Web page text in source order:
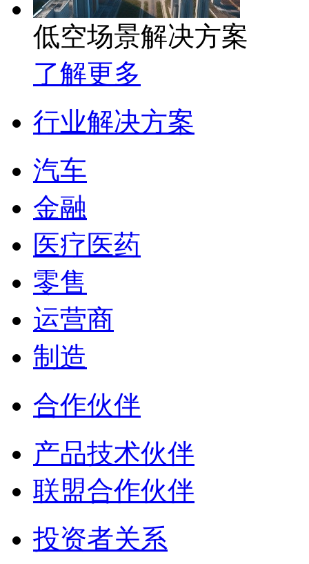
低空场景解决方案
了解更多
行业解决方案
汽车
金融
医疗医药
零售
运营商
制造
合作伙伴
产品技术伙伴
联盟合作伙伴
投资者关系